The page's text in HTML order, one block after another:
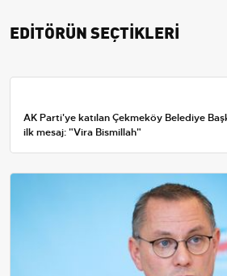
EDİTÖRÜN SEÇTİKLERİ
AK Parti'ye katılan Çekmeköy Belediye
ilk mesaj: "Vira Bismillah"